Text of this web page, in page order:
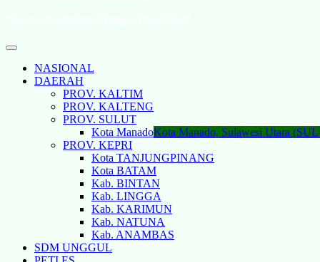
NASIONAL
DAERAH
PROV. KALTIM
PROV. KALTENG
PROV. SULUT
Kota ManadoKota Manado, Sulawesi Utara
PROV. KEPRI
Kota TANJUNGPINANG
Kota BATAM
Kab. BINTAN
Kab. LINGGA
Kab. KARIMUN
Kab. NATUNA
Kab. ANAMBAS
SDM UNGGUL